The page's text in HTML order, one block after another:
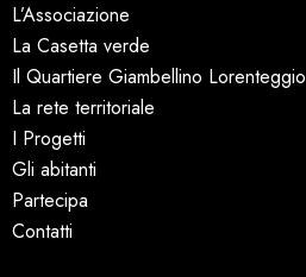
L’Associazione
La Casetta verde
Il Quartiere Giambellino Lorenteggio
La rete territoriale
I Progetti
Gli abitanti
Partecipa
Contatti